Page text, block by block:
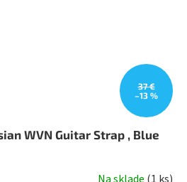
37 €
–13 %
WVN Guitar Strap , Blue